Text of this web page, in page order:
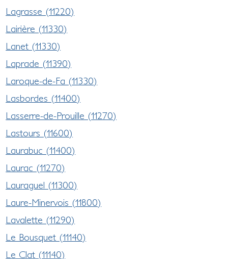
Lagrasse (11220)
Lairière (11330)
Lanet (11330)
Laprade (11390)
Laroque-de-Fa (11330)
Lasbordes (11400)
Lasserre-de-Prouille (11270)
Lastours (11600)
Laurabuc (11400)
Laurac (11270)
Lauraguel (11300)
Laure-Minervois (11800)
Lavalette (11290)
Le Bousquet (11140)
Le Clat (11140)